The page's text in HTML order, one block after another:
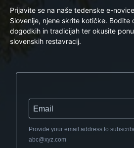
Prijavite se na naše tedenske e-
Slovenije, njene skrite kotičke. Bodite
dogodkih in tradicijah ter okusite
slovenskih restavracij.
Provide your email address to
abc@xyz.com